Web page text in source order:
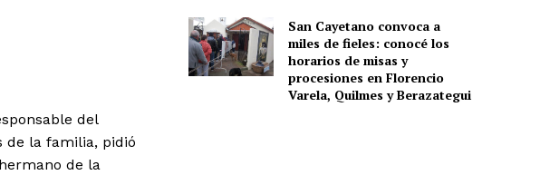
del
de la familia, pidió
de la
San Cayetano convoca a
miles de fieles: conocé los
horarios de misas y
procesiones en Florencio
Varela, Quilmes y Berazategui